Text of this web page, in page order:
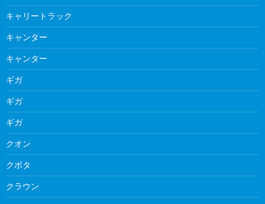
キャリートラック
キャンター
キャンター
ギガ
ギガ
ギガ
クオン
クボタ
クラウン